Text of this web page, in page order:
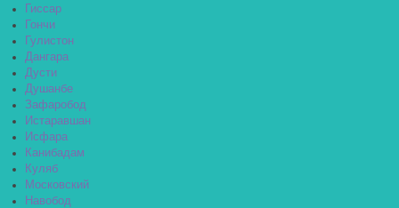
Гиссар
Гончи
Гулистон
Дангара
Дусти
Душанбе
Зафаробод
Истаравшан
Исфара
Канибадам
Куляб
Московский
Навобод